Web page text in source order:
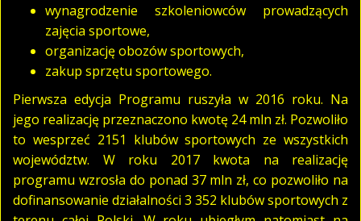
wynagrodzenie szkoleniowców prowadzących
zajęcia sportowe,
organizację obozów sportowych,
zakup sprzętu sportowego.
Pierwsza edycja Programu ruszyła w 2016 roku. Na
jego realizację przeznaczono kwotę 24 mln zł. Pozwoliło
to wesprzeć 2151 klubów sportowych ze wszystkich
województw. W roku 2017 kwota na realizację
programu wzrosła do ponad 37 mln zł, co pozwoliło na
dofinansowanie działalności 3 352 klubów sportowych z